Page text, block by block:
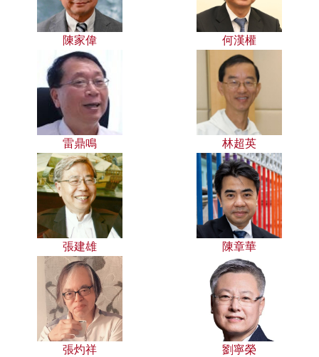
陳家偉 何漢權
雷鼎鳴 林超英
張建雄 陳章華
張灼祥 劉寧榮